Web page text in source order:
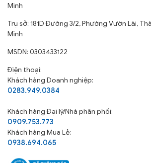
Minh
Trụ sở: 181D Đường 3/2, Phường Vườn Lài,
Minh
MSDN: 0303433122
Điện thoại:
Khách hàng Doanh nghiệp:
0283.949.0384
Khách hàngĐại lý/Nhà phân phối:
0909.753.773
Khách hàng Mua Lẻ:
0938.694.065